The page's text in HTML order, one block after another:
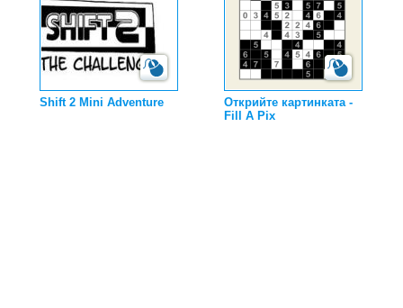
Shift 2 Mini Adventure
Открийте картинката -
Fill A Pix